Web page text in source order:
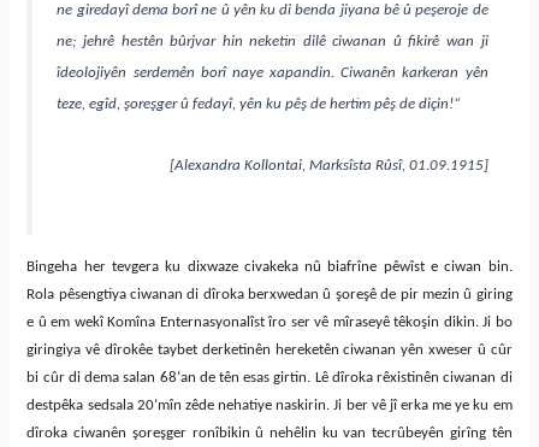
ne giredayî dema borî ne û yên ku di benda jiyana bê û peşeroje de
ne; jehrê hestên bûrjvar hinneketin dilê ciwanan û fikirê wan ji
îdeolojiyên serdemên borî naye xapandin. Ciwanên karkeran yên
teze, egîd, şoreşger û fedayî, yên ku pêş de hertim pêş de diçin!“
[Alexandra Kollontai, Marksîsta Rûsî, 01.09.1915]
Bingeha her tevgera ku dixwaze civakeka nû biafrîne pêwîst e ciwan bin.
Rola pêsengtiya ciwanan di dîroka berxwedan û şoreşê de pir mezin û giring
e û em wekî Komîna Enternasyonalîst îro ser vê mîraseyê têkoşin dikin. Ji bo
giringiya vê dîrokêe taybet derketinên hereketên ciwanan yên xweser û cûr
bi cûr di dema salan 68‘an de tên esas girtin. Lê dîroka rêxistinên ciwanan di
destpêka sedsala 20‘mîn zêde nehatiye naskirin. Ji ber vê jî erka me ye ku em
dîroka ciwanên şoreşger ronîbikin û nehêlin ku van tecrûbeyên girîng tên